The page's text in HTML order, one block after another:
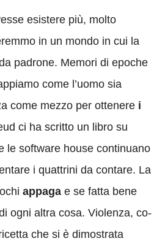
esistere più, molto
in un mondo in cui la
padrone. Memori di epoche
come l’uomo sia
come mezzo per ottenere i
ci ha scritto un libro su
le software house continuano
i quattrini da contare. La
appaga e se fatta bene
ogni altra cosa. Violenza, co-
che si è dimostrata